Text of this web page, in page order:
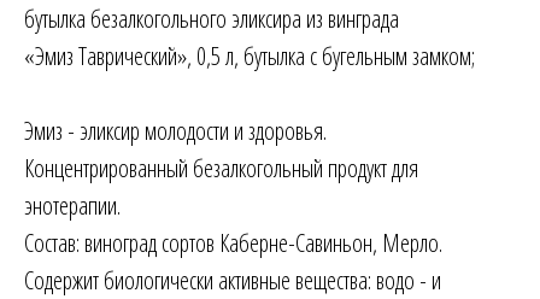
бутылка безалкогольного эликсира из винграда
«Эмиз Таврический», 0,5 л, бутылка с бугельным замком;
Эмиз - эликсир молодости и здоровья.
Концентрированный безалкогольный продукт для
энотерапии.
Состав: виноград сортов Каберне-Савиньон, Мерло.
Содержит биологически активные вещества: водо - и